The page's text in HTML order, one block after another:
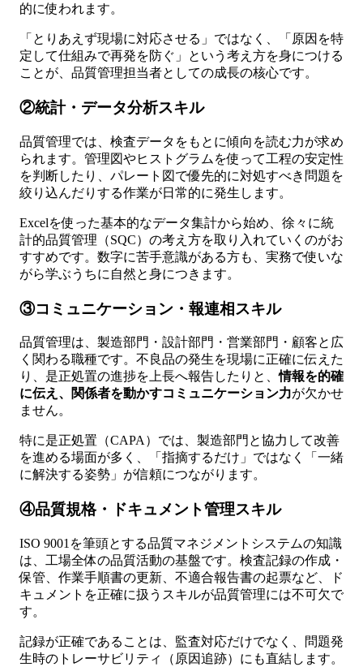
的に使われます。
「とりあえず現場に対応させる」ではなく、「原因を特
定して仕組みで再発を防ぐ」という考え方を身につける
ことが、品質管理担当者としての成長の核心です。
②統計・データ分析スキル
品質管理では、検査データをもとに傾向を読む力が求め
られます。管理図やヒストグラムを使って工程の安定性
を判断したり、パレート図で優先的に対処すべき問題を
絞り込んだりする作業が日常的に発生します。
Excelを使った基本的なデータ集計から始め、徐々に統
計的品質管理（SQC）の考え方を取り入れていくのがお
すすめです。数字に苦手意識がある方も、実務で使いな
がら学ぶうちに自然と身につきます。
③コミュニケーション・報連相スキル
品質管理は、製造部門・設計部門・営業部門・顧客と広
く関わる職種です。不良品の発生を現場に正確に伝えた
り、是正処置の進捗を上長へ報告したりと、情報を的確
に伝え、関係者を動かすコミュニケーション力が欠かせ
ません。
特に是正処置（CAPA）では、製造部門と協力して改善
を進める場面が多く、「指摘するだけ」ではなく「一緒
に解決する姿勢」が信頼につながります。
④品質規格・ドキュメント管理スキル
ISO 9001を筆頭とする品質マネジメントシステムの知識
は、工場全体の品質活動の基盤です。検査記録の作成・
保管、作業手順書の更新、不適合報告書の起票など、ド
キュメントを正確に扱うスキルが品質管理には不可欠で
す。
記録が正確であることは、監査対応だけでなく、問題発
生時のトレーサビリティ（原因追跡）にも直結します。